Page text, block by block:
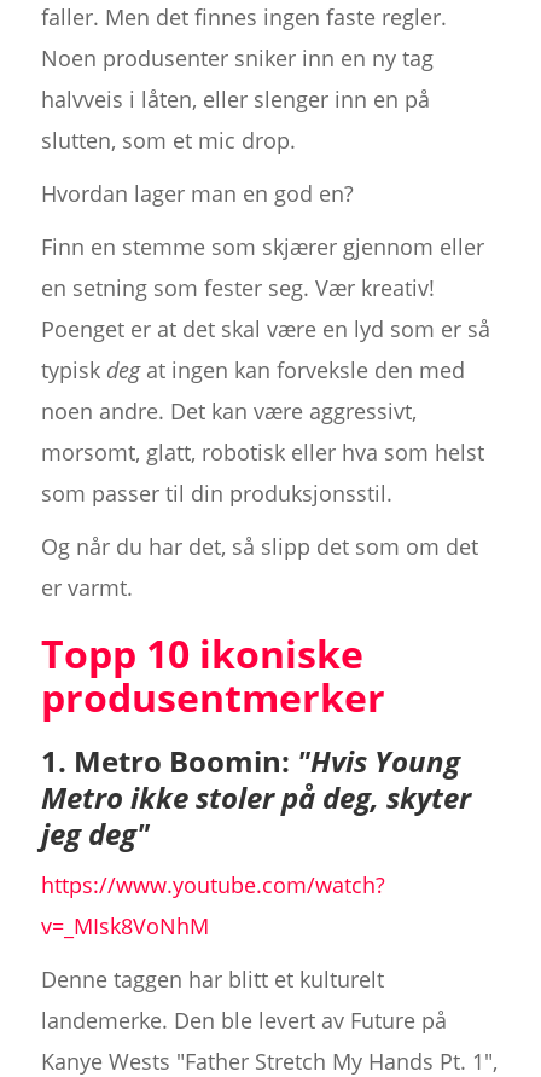
faller. Men det finnes ingen faste regler.
Noen produsenter sniker inn en ny tag
halvveis i låten, eller slenger inn en på
slutten, som et mic drop.
Hvordan lager man en god en?
Finn en stemme som skjærer gjennom eller
en setning som fester seg. Vær kreativ!
Poenget er at det skal være en lyd som er så
typisk degat ingen kan forveksle den med
noen andre. Det kan være aggressivt,
morsomt, glatt, robotisk eller hva som helst
som passer til din produksjonsstil.
Og når du har det, så slipp det som om det
er varmt.
Topp 10 ikoniske
produsentmerker
1. Metro Boomin: "Hvis Young
Metro ikke stoler på deg, skyter
jeg deg"
https://www.youtube.com/watch?
v=_MIsk8VoNhM
Denne taggen har blitt et kulturelt
landemerke. Den ble levert av Future på
Kanye Wests "Father Stretch My Hands Pt. 1",